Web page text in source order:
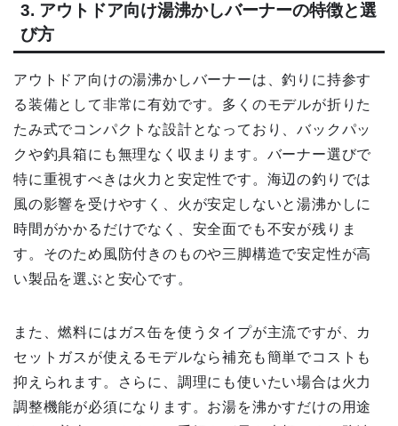
3. アウトドア向け湯沸かしバーナーの特徴と選
び方
アウトドア向けの湯沸かしバーナーは、釣りに持参す
る装備として非常に有効です。多くのモデルが折りた
たみ式でコンパクトな設計となっており、バックパッ
クや釣具箱にも無理なく収まります。バーナー選びで
特に重視すべきは火力と安定性です。海辺の釣りでは
風の影響を受けやすく、火が安定しないと湯沸かしに
時間がかかるだけでなく、安全面でも不安が残りま
す。そのため風防付きのものや三脚構造で安定性が高
い製品を選ぶと安心です。
また、燃料にはガス缶を使うタイプが主流ですが、カ
セットガスが使えるモデルなら補充も簡単でコストも
抑えられます。さらに、調理にも使いたい場合は火力
調整機能が必須になります。お湯を沸かすだけの用途